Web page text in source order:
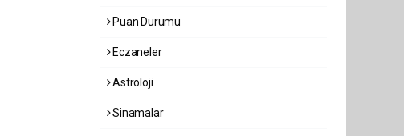
Puan Durumu
Eczaneler
Astroloji
Sinamalar